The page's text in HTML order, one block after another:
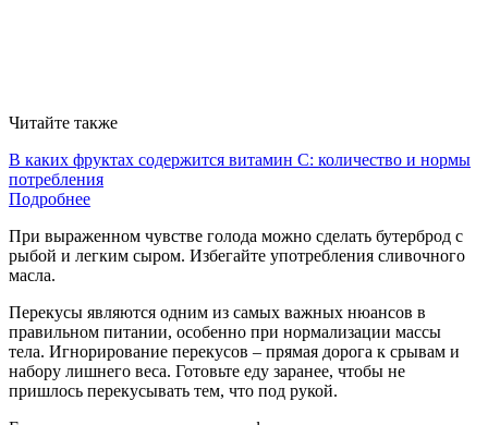
Читайте также
В каких фруктах содержится витамин С: количество и нормы
потребления
Подробнее
При выраженном чувстве голода можно сделать бутерброд с
рыбой и легким сыром. Избегайте употребления сливочного
масла.
Перекусы являются одним из самых важных нюансов в
правильном питании, особенно при нормализации массы
тела. Игнорирование перекусов – прямая дорога к срывам и
набору лишнего веса. Готовьте еду заранее, чтобы не
пришлось перекусывать тем, что под рукой.